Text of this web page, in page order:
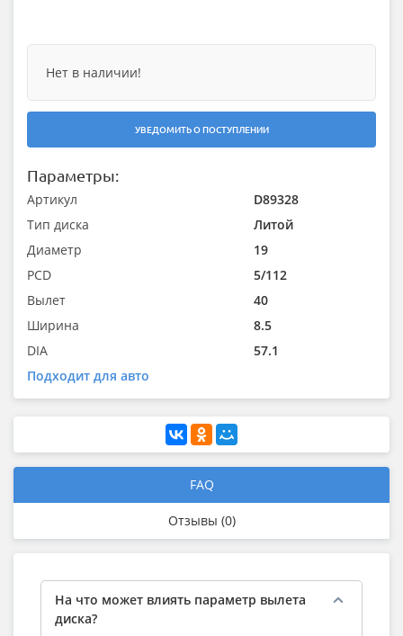
Нет в наличии!
УВЕДОМИТЬ О ПОСТУПЛЕНИИ
Параметры:
Артикул
D89328
Тип диска
Литой
Диаметр
19
PCD
5/112
Вылет
40
Ширина
8.5
DIA
57.1
Подходит для авто
FAQ
Отзывы (0)
На что может влиять параметр вылета
диска?